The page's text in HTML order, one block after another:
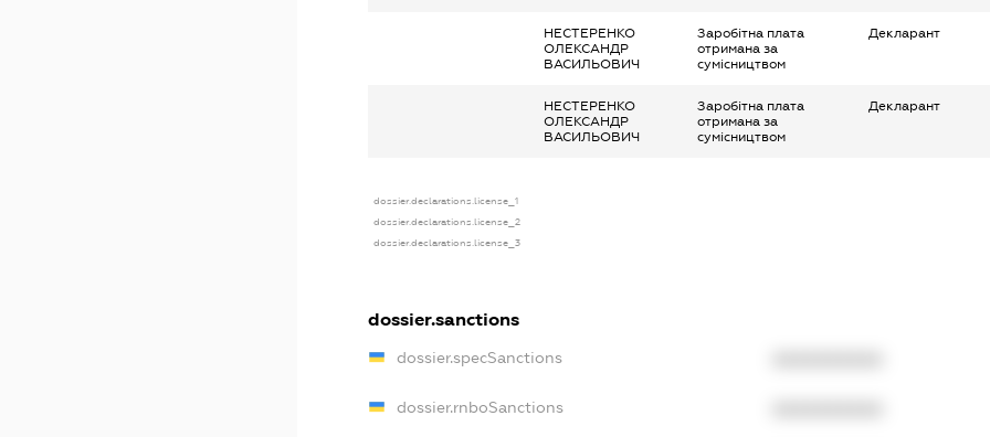
НЕСТЕРЕНКО
ОЛЕКСАНДР
ВАСИЛЬОВИЧ
Заробітна плата
отримана за
сумісництвом
Декларант
НЕСТЕРЕНКО
ОЛЕКСАНДР
ВАСИЛЬОВИЧ
Заробітна плата
отримана за
сумісництвом
Декларант
dossier.declarations.license_1
dossier.declarations.license_2
dossier.declarations.license_3
dossier.sanctions
dossier.specSanctions
dossier.rnboSanctions